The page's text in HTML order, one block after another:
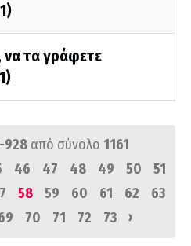
να τα γράφετε
928 από σύνολο 1161
46 47 48 49 50
51
58 59 60 61 62
63
70 71 72 73 ›